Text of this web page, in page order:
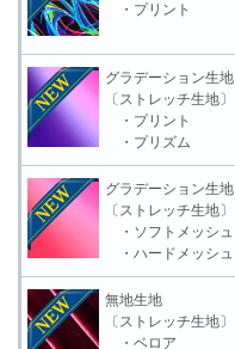
・プリント
グラデーション生地
〔ストレッチ生地〕
・プリント
・プリズム
グラデーション生地
〔ストレッチ生地〕
・ソフトメッシュ
・ハードメッシュ
無地生地
〔ストレッチ生地〕
・ベロア